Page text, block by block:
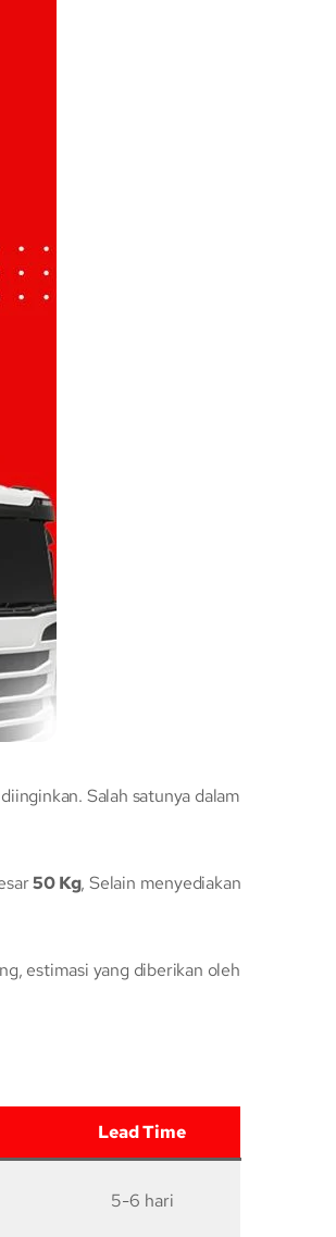
Salah satunya dalam
50 Kg, Selain menyediakan
estimasi yang diberikan oleh
Lead Time
5-6 hari